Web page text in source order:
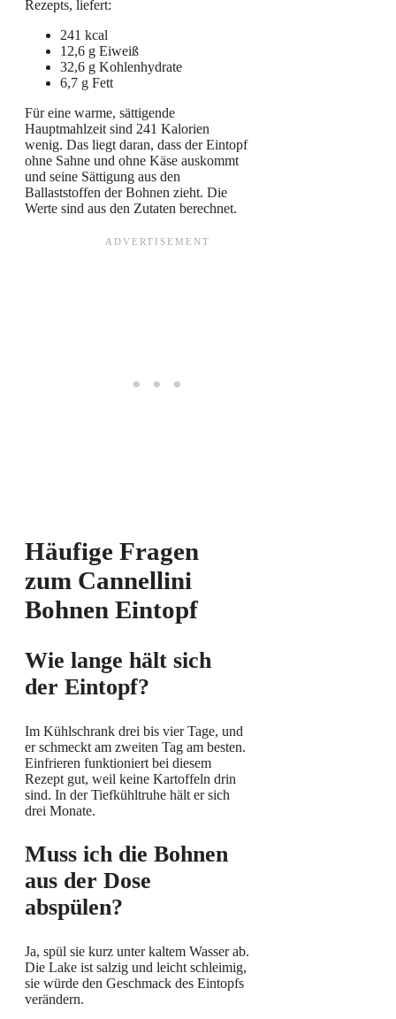
Rezepts, liefert:
241 kcal
12,6 g Eiweiß
32,6 g Kohlenhydrate
6,7 g Fett
Für eine warme, sättigende
Hauptmahlzeit sind 241 Kalorien
wenig. Das liegt daran, dass der Eintopf
ohne Sahne und ohne Käse auskommt
und seine Sättigung aus den
Ballaststoffen der Bohnen zieht. Die
Werte sind aus den Zutaten berechnet.
Häufige Fragen
zum Cannellini
Bohnen Eintopf
Wie lange hält sich
der Eintopf?
Im Kühlschrank drei bis vier Tage, und
er schmeckt am zweiten Tag am besten.
Einfrieren funktioniert bei diesem
Rezept gut, weil keine Kartoffeln drin
sind. In der Tiefkühltruhe hält er sich
drei Monate.
Muss ich die Bohnen
aus der Dose
abspülen?
Ja, spül sie kurz unter kaltem Wasser ab.
Die Lake ist salzig und leicht schleimig,
sie würde den Geschmack des Eintopfs
verändern.